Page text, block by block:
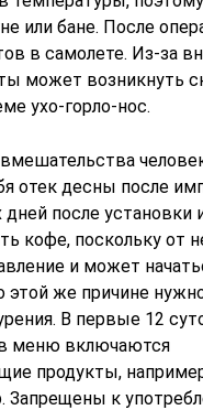
или бане. После
в самолете. Из-за
может возникнуть
ухо-горло-нос.
отек десны после
после установки
кофе, поскольку от
и может
этой же причине
В первые 12
меню включаются
продукты,
Запрещены к